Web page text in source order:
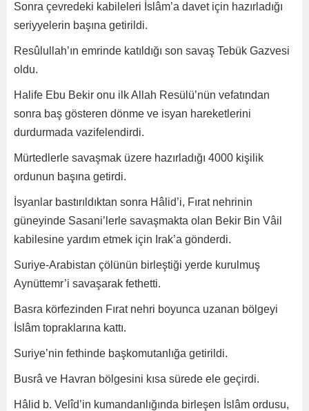
Sonra çevredeki kabileleri İslâm’a davet için hazırladığı
seriyyelerin başına getirildi.
Resûlullah’ın emrinde katıldığı son savaş Tebük Gazvesi
oldu.
Halife Ebu Bekir onu ilk Allah Resülü’nün vefatından
sonra baş gösteren dönme ve isyan hareketlerini
durdurmada vazifelendirdi.
Mürtedlerle savaşmak üzere hazırladığı 4000 kişilik
ordunun başına getirdi.
İsyanlar bastırıldıktan sonra Hâlid’i, Fırat nehrinin
güneyinde Sasani’lerle savaşmakta olan Bekir Bin Vâil
kabilesine yardım etmek için Irak’a gönderdi.
Suriye-Arabistan çölünün birleştiği yerde kurulmuş
Aynüttemr’i savaşarak fethetti.
Basra körfezinden Fırat nehri boyunca uzanan bölgeyi
İslâm topraklarına kattı.
Suriye’nin fethinde başkomutanlığa getirildi.
Busrâ ve Havran bölgesini kısa sürede ele geçirdi.
Hâlid b. Velîd’in kumandanlığında birleşen İslâm ordusu,